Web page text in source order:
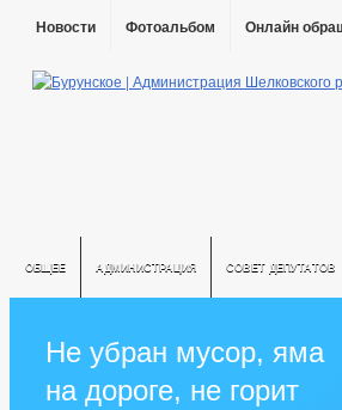
Новости Фотоальбом Онлайн
ОБЩЕЕ АДМИНИСТРАЦИЯ СОВЕТ ДЕПУТАТОВ
Не убран мусор, яма
на дороге, не горит